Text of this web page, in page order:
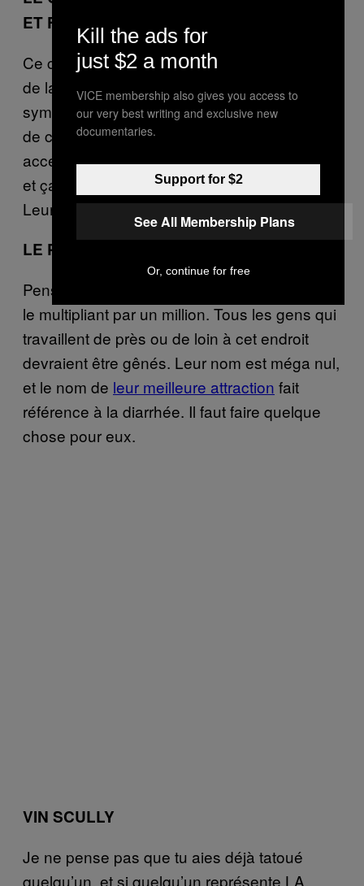
ET FIG (DEVANT LE 7-ELEVEN)
Ce camion à tacos fait les meilleurs burritos
de la ville. Les gars qui le tiennent ont l’air
sympa, et j’estime qu’ils méritent d’avoir plus
de clients. Un Banksy original pourrait
accélérer la gentrification de Highland Park,
et ça rapportera plein de blé à ces mecs.
Leurs burritos sont hyper bons.
LE PARC KNOTT’S BERRY FARM
Pense à tout ce que j’ai dit ci-dessus, mais en
le multipliant par un million. Tous les gens qui
travaillent de près ou de loin à cet endroit
devraient être gênés. Leur nom est méga nul,
et le nom de leur meilleure attraction fait
référence à la diarrhée. Il faut faire quelque
chose pour eux.
VIN SCULLY
Je ne pense pas que tu aies déjà tatoué
quelqu’un, et si quelqu’un représente LA,
Kill the ads for
just $2 a month
VICE membership also gives you access to
our very best writing and exclusive new
documentaries.
Support for $2
See All Membership Plans
Or, continue for free